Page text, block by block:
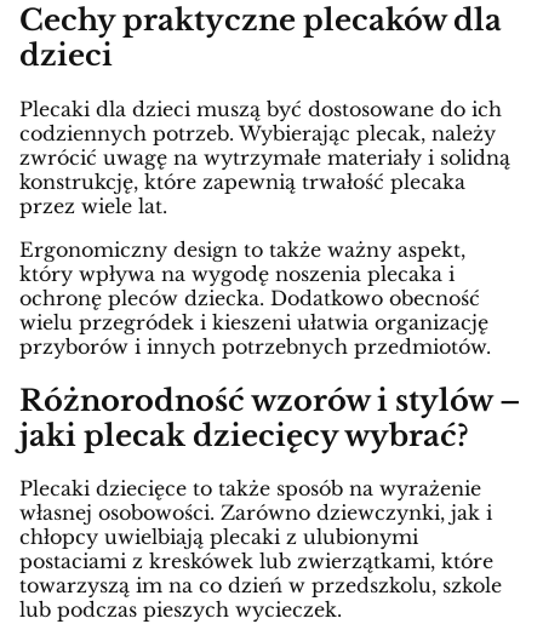
Cechy praktyczne plecaków dla
dzieci
Plecaki dla dzieci muszą być dostosowane do ich
codziennych potrzeb. Wybierając plecak, należy
zwrócić uwagę na wytrzymałe materiały i solidną
konstrukcję, które zapewnią trwałość plecaka
przez wiele lat.
Ergonomiczny design to także ważny aspekt,
który wpływa na wygodę noszenia plecaka i
ochronę pleców dziecka. Dodatkowo obecność
wielu przegródek i kieszeni ułatwia organizację
przyborów i innych potrzebnych przedmiotów.
Różnorodność wzorów i stylów –
jaki plecak dziecięcy wybrać?
Plecaki dziecięce to także sposób na wyrażenie
własnej osobowości. Zarówno dziewczynki, jak i
chłopcy uwielbiają plecaki z ulubionymi
postaciami z kreskówek lub zwierzątkami, które
towarzyszą im na co dzień w przedszkolu, szkole
lub podczas pieszych wycieczek.